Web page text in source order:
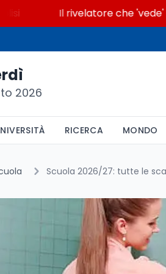
Il rivelatore che 'vede' i
2026
RICERCA MONDO